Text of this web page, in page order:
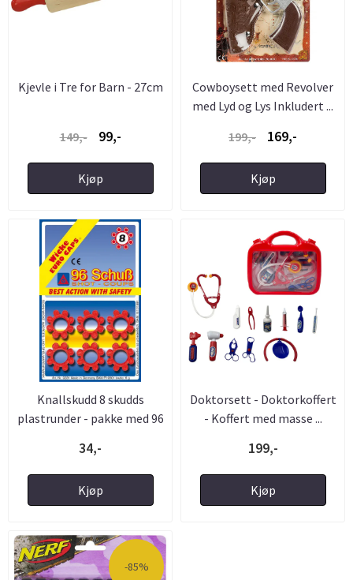
Kjevle i Tre for Barn - 27cm
149,- 99,-
Kjøp
Cowboysett med Revolver
med Lyd og Lys Inkludert ...
199,-
169,-
Kjøp
Knallskudd 8 skudds
plastrunder - pakke med 96
34,-
Kjøp
Doktorsett - Doktorkoffert
- Koffert med masse ...
199,-
Kjøp
-85%